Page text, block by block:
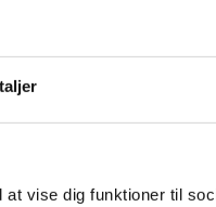
vise dig funktioner til
på at løse problemet.
Gå tilbage